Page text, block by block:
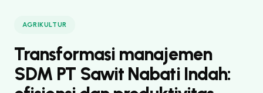
AGRIKULTUR
Transformasi manajemen
SDM PT Sawit Nabati Indah: